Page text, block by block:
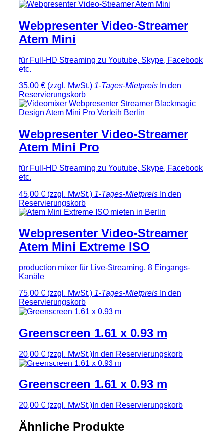
Webpresenter Video-Streamer
Atem Mini
für Full-HD Streaming zu Youtube, Skype, Facebook
etc.
35,00 € (zzgl. MwSt.) 1-Tages-Mietpreis In den
Reservierungskorb
Webpresenter Video-Streamer
Atem Mini Pro
für Full-HD Streaming zu Youtube, Skype, Facebook
etc.
45,00 € (zzgl. MwSt.) 1-Tages-Mietpreis In den
Reservierungskorb
Webpresenter Video-Streamer
Atem Mini Extreme ISO
production mixer für Live-Streaming, 8 Eingangs-
Kanäle
75,00 € (zzgl. MwSt.) 1-Tages-Mietpreis In den
Reservierungskorb
Greenscreen 1.61 x 0.93 m
20,00 € (zzgl. MwSt.) In den Reservierungskorb
Greenscreen 1.61 x 0.93 m
20,00 € (zzgl. MwSt.) In den Reservierungskorb
Ähnliche Produkte